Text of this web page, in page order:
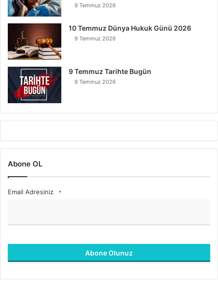
9 Temmuz 2026
10 Temmuz Dünya Hukuk Günü 2026
9 Temmuz 2026
9 Temmuz Tarihte Bugün
9 Temmuz 2026
Abone OL
Email Adresiniz *
Abone Olunuz